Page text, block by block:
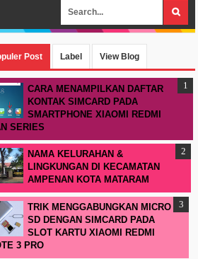
Post Label View Blog
CARA MENAMPILKAN DAFTAR
KONTAK SIMCARD PADA
SMARTPHONE XIAOMI REDMI
SERIES
NAMA KELURAHAN &
LINGKUNGAN DI KECAMATAN
AMPENAN KOTA MATARAM
TRIK MENGGABUNGKAN MICRO
SD DENGAN SIMCARD PADA
SLOT KARTU XIAOMI REDMI
3 PRO